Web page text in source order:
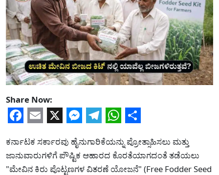
Share Now:
Facebook
Email
X Messenger
Telegram
WhatsApp
Share
ಕರ್ನಾಟಕ ಸರ್ಕಾರವು ಹೈನುಗಾರಿಕೆಯನ್ನು ಪ್ರೋತ್ಸಾಹಿಸಲು ಮತ್ತು
ಜಾನುವಾರುಗಳಿಗೆ ಪೌಷ್ಟಿಕ ಆಹಾರದ ಕೊರತೆಯಾಗದಂತೆ ತಡೆಯಲು
"ಮೇವಿನ ಕಿರು ಪೊಟ್ಟಣಗಳ ವಿತರಣೆ ಯೋಜನೆ" (Free Fodder Seed